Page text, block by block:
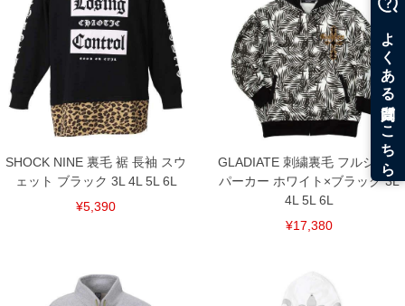
SHOCK NINE 裏毛 裾 長袖 スウ
ェット ブラック 3L 4L 5L 6L
¥5,390
GLADIATE 刺繍裏毛 フルジップ
パーカー ホワイト×ブラック 3L
4L 5L 6L
¥17,380